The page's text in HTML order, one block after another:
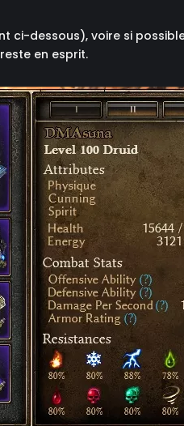
ci-dessous), voire si
en esprit.